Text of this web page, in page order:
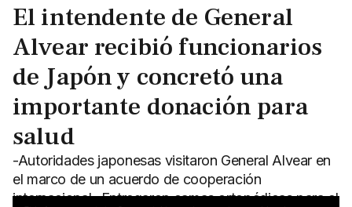
El intendente de General
Alvear recibió funcionarios
de Japón y concretó una
importante donación para
salud
-Autoridades japonesas visitaron General Alvear en
el marco de un acuerdo de cooperación
internacional -Entregaron camas ortopédicas para el